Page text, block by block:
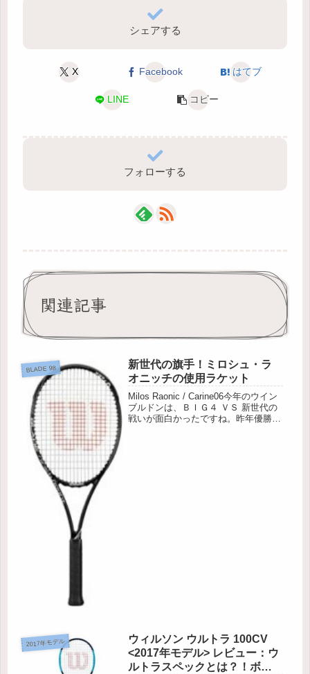
シェアする
X Facebook はてブ
LINE コピー
フォローする
関連記事
BLADE 98
新世代の旗手！ミロシュ・ラ
オニッチの使用ラケット
Milos Raonic / Carine06今年のウイン
ブルドンは、ＢＩＧ４ ＶＳ 新世代の
戦いが面白かったですね。昨年優勝の
2017年モデル
ウィルソン ウルトラ 100CV
<2017年モデル> レビュー：ウ
ルトラスペックとは？！ボレ